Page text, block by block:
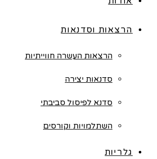
הרצאות וסדנאות
הרצאות העשרה חווייתיות
סדנאות יצירה
סדנא לפיסול סביבתי
השתלמויות וקורסים
גלריות